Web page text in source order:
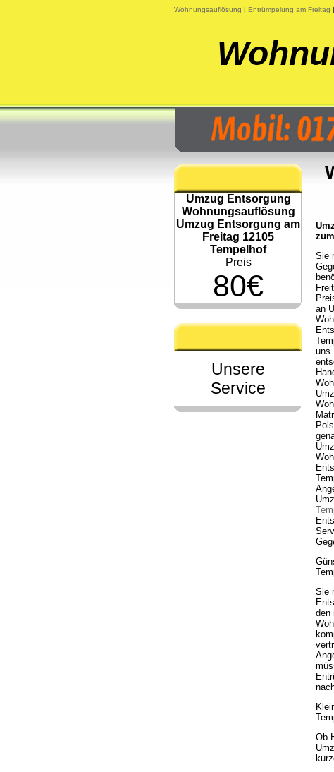
Wohnungsauflösung | Entrümpelung am Freitag |
Umzug Entsorgung
Wohnungsauflösung
Umzug Entsorgung am
Freitag 12105
Tempelhof
Preis
80€
Unsere
Service
Sie
an
uns
Sie
den
Ob